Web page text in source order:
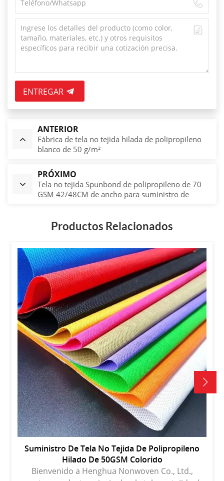
ENTREGAR
ANTERIOR
Fábrica de tela no tejida hilada de polipropileno
blanco de 50 g/m²
PRÓXIMO
Tela no tejida Spunbond de polipropileno de 70
GSM 42/48CM de ancho para suministro de
Productos Relacionados
Suministro De Tela No Tejida De Polipropileno
Hilado De 50GSM Colorido
Bienvenido a Henghua Nonwoven Co., Ltd.,